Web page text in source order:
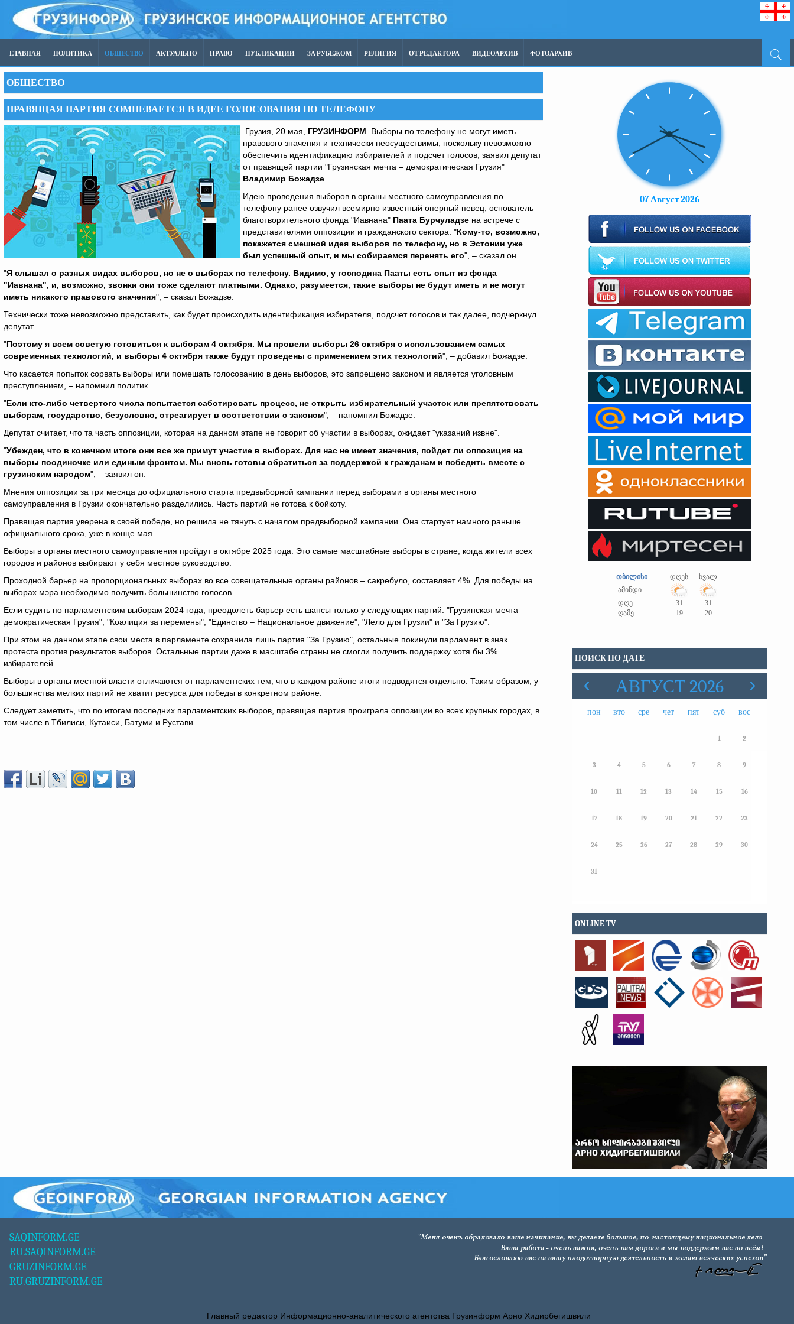
ГЛАВНАЯ ПОЛИТИКА ОБЩЕСТВО АКТУАЛЬНО ПРАВО ПУБЛИКАЦИИ ЗА РУБЕЖОМ РЕЛИГИЯ ОТ РЕДАКТОРА ВИДЕОАРХИВ ФОТОАРХИВ
ОБЩЕСТВО
ПРАВЯЩАЯ ПАРТИЯ СОМНЕВАЕТСЯ В ИДЕЕ ГОЛОСОВАНИЯ ПО ТЕЛЕФОНУ
Грузия, 20 мая, ГРУЗИНФОРМ . Выборы по телефону не могут иметь
правового значения и технически неосуществимы, поскольку невозможно
обеспечить идентификацию избирателей и подсчет голосов, заявил депутат
от правящей партии "Грузинская мечта – демократическая Грузия"
Владимир Божадзе
Идею проведения выборов в органы местного самоуправления по
телефону ранее озвучил всемирно известный оперный певец, основатель
благотворительного фонда "Иавнана" Паата Бурчуладзе на встрече с
представителями оппозиции и гражданского сектора. "Кому-то, возможно,
покажется смешной идея выборов по телефону, но в Эстонии уже
был успешный опыт, и мы собираемся перенять его", – сказал он.
"Я слышал о разных видах выборов, но не о выборах по телефону. Видимо, у господина Пааты есть опыт из фонда
"Иавнана", и, возможно, звонки они тоже сделают платными. Однако, разумеется, такие выборы не будут иметь и не могут
иметь никакого правового значения", – сказал Божадзе.
Технически тоже невозможно представить, как будет происходить идентификация избирателя, подсчет голосов и так далее, подчеркнул
депутат.
"Поэтому я всем советую готовиться к выборам 4 октября. Мы провели выборы 26 октября с использованием самых
современных технологий, и выборы 4 октября также будут проведены с применением этих технологий", – добавил Божадзе.
Что касается попыток сорвать выборы или помешать голосованию в день выборов, это запрещено законом и является уголовным
преступлением, – напомнил политик.
"Если кто-либо четвертого числа попытается саботировать процесс, не открыть избирательный участок или препятствовать
выборам, государство, безусловно, отреагирует в соответствии с законом", – напомнил Божадзе.
Депутат считает, что та часть оппозиции, которая на данном этапе не говорит об участии в выборах, ожидает "указаний извне".
"Убежден, что в конечном итоге они все же примут участие в выборах. Для нас не имеет значения, пойдет ли оппозиция на
выборы поодиночке или единым фронтом. Мы вновь готовы обратиться за поддержкой к гражданам и победить вместе с
грузинским народом", – заявил он.
Мнения оппозиции за три месяца до официального старта предвыборной кампании перед выборами в органы местного
самоуправления в Грузии окончательно разделились. Часть партий не готова к бойкоту.
Правящая партия уверена в своей победе, но решила не тянуть с началом предвыборной кампании. Она стартует намного раньше
официального срока, уже в конце мая.
Выборы в органы местного самоуправления пройдут в октябре 2025 года. Это самые масштабные выборы в стране, когда жители всех
городов и районов выбирают у себя местное руководство.
Проходной барьер на пропорциональных выборах во все совещательные органы районов – сакребуло, составляет 4%. Для победы на
выборах мэра необходимо получить большинство голосов.
Если судить по парламентским выборам 2024 года, преодолеть барьер есть шансы только у следующих партий: "Грузинская мечта –
демократическая Грузия", "Коалиция за перемены", "Единство – Национальное движение", "Лело для Грузии" и "За Грузию".
При этом на данном этапе свои места в парламенте сохранила лишь партия "За Грузию", остальные покинули парламент в знак
протеста против результатов выборов. Остальные партии даже в масштабе страны не смогли получить поддержку хотя бы 3%
избирателей.
Выборы в органы местной власти отличаются от парламентских тем, что в каждом районе итоги подводятся отдельно. Таким образом, у
большинства мелких партий не хватит ресурса для победы в конкретном районе.
Следует заметить, что по итогам последних парламентских выборов, правящая партия проиграла оппозиции во всех крупных городах, в
том числе в Тбилиси, Кутаиси, Батуми и Рустави.
07 Август 2026
თბილისი დღეს
ხვალ
ამინდი
დღე
31
31
ღამე
19 20
ПОИСК ПО ДАТЕ
АВГУСТ 2026
пон вто сре чет пят суб вос
1 2
3 4 5 6 7 8 9
10 11 12 13 14 15 16
17 18 19 20 21 22 23
24 25 26 27 28 29 30
31
ONLINE TV
SAQINFORM.GE
RU.SAQINFORM.GE
GRUZINFORM.GE
RU.GRUZINFORM.GE
Главный редактор Информационно-аналитического агентства Грузинформ Арно Хидирбегишвили